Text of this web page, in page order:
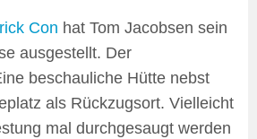
Con hat Tom Jacobsen sein
ausgestellt. Der
beschauliche Hütte nebst
als Rückzugsort. Vielleicht
mal durchgesaugt werden